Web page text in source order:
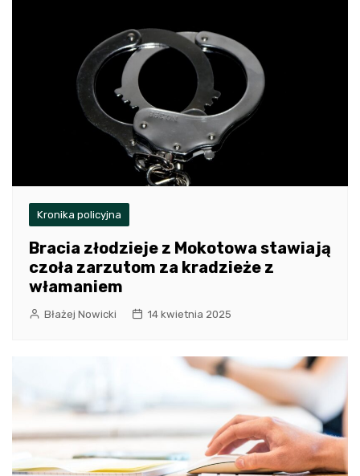
Kronika policyjna
Bracia złodzieje z Mokotowa stawiają
czoła zarzutom za kradzieże z
włamaniem
Błażej Nowicki 14 kwietnia 2025